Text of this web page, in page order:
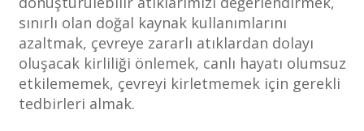
sınırlı olan doğal kaynak kullanımlarını
azaltmak, çevreye zararlı atıklardan dolayı
oluşacak kirliliği önlemek, canlı hayatı olumsuz
etkilememek, çevreyi kirletmemek için gerekli
tedbirleri almak.